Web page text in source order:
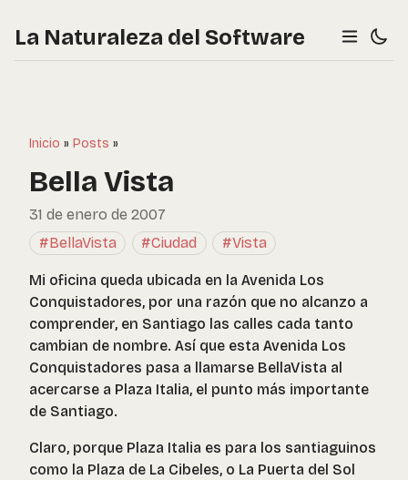
La Naturaleza del Software
Inicio » Posts »
Bella Vista
31 de enero de 2007
#BellaVista
#Ciudad #Vista
Mi oficina queda ubicada en la Avenida Los
Conquistadores, por una razón que no alcanzo a
comprender, en Santiago las calles cada tanto
cambian de nombre. Así que esta Avenida Los
Conquistadores pasa a llamarse BellaVista al
acercarse a Plaza Italia, el punto más importante
de Santiago.
Claro, porque Plaza Italia es para los santiaguinos
como la Plaza de La Cibeles, o La Puerta del Sol